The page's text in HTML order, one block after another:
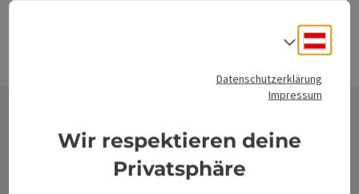
Kontakt
Datenschutzerklärung
Impressum
Wir respektieren deine
Privatsphäre